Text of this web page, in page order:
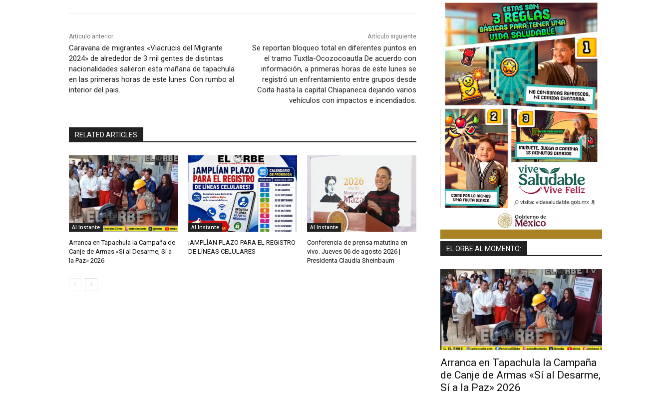
Artículo anterior
Caravana de migrantes «Viacrucis del Migrante
2024» de alrededor de 3 mil gentes de distintas
nacionalidades salieron esta mañana de tapachula
en las primeras horas de este lunes. Con rumbo al
interior del pais.
Artículo siguiente
Se reportan bloqueo total en diferentes puntos en
el tramo Tuxtla-Ocozocoautla De acuerdo con
información, a primeras horas de este lunes se
registró un enfrentamiento entre grupos desde
Coita hasta la capital Chiapaneca dejando varios
vehículos con impactos e incendiados.
RELATED ARTICLES
Al Instante
Arranca en Tapachula la Campaña de
Canje de Armas «Sí al Desarme, Sí a
la Paz» 2026
Al Instante
¡AMPLÍAN PLAZO PARA EL REGISTRO
DE LÍNEAS CELULARES
Al Instante
Conferencia de prensa matutina en
vivo. Jueves 06 de agosto 2026 |
Presidenta Claudia Sheinbaum
EL ORBE AL MOMENTO:
Arranca en Tapachula la Campaña
de Canje de Armas «Sí al Desarme,
Sí a la Paz» 2026